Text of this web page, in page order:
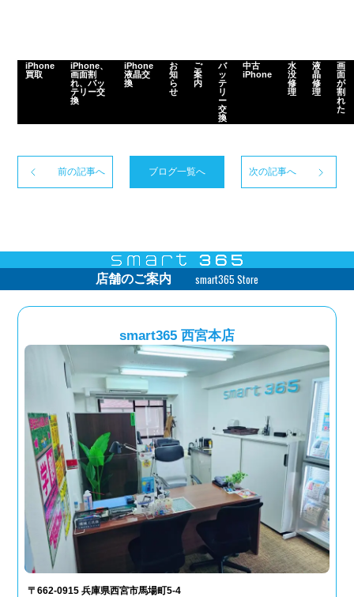
iPhone
買取
iPhone、
画面割
れ、バッ
テリー交
換
iPhone
液晶交
換
お
知
ら
せ
ご
案
内
バ
ッ
テ
リ
ー
交
換
中古
iPhone
水
没
修
理
液
晶
修
理
画
面
が
割
れ
た
前の記事へ ブログ一覧へ 次の記事へ
店舗のご案内 smart365 Store
smart365 西宮本店
〒662-0915 兵庫県西宮市馬場町5-4